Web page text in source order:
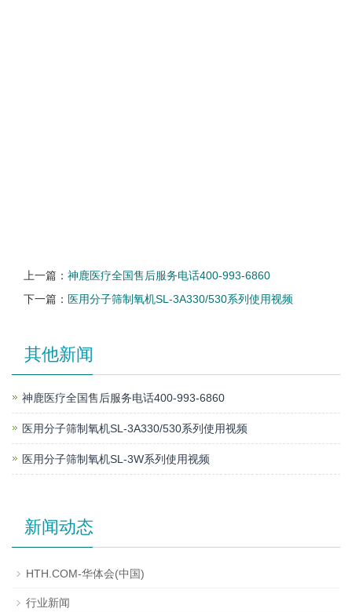
上一篇： 神鹿医疗全国售后服务电话400-993-6860
下一篇： 医用分子筛制氧机SL-3A330/530系列使用视频
其他新闻
神鹿医疗全国售后服务电话400-993-6860
医用分子筛制氧机SL-3A330/530系列使用视频
医用分子筛制氧机SL-3W系列使用视频
新闻动态
HTH.COM-华体会(中国)
行业新闻